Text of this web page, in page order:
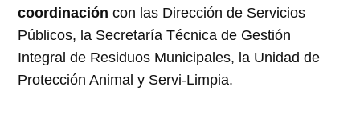
coordinación con las Dirección de Servicios
Públicos, la Secretaría Técnica de Gestión
Integral de Residuos Municipales, la Unidad de
Protección Animal y Servi-Limpia.